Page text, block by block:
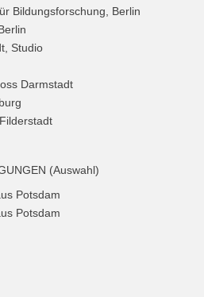
Bildungsforschung, Berlin
Studio
Darmstadt
(Auswahl)
Potsdam
Potsdam